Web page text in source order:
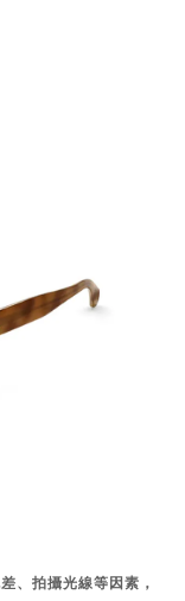
、拍攝光線等因素，